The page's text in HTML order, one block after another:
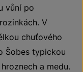
vůní po
V
chuťového
Šobes typickou
a medu.